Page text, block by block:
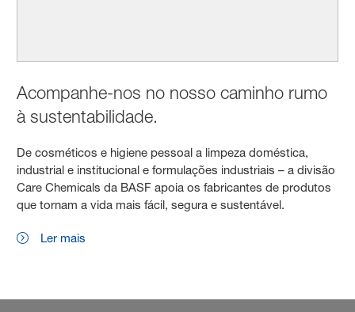
Acompanhe-nos no nosso caminho rumo
à sustentabilidade.
De cosméticos e higiene pessoal a limpeza doméstica,
industrial e institucional e formulações industriais – a divisão
Care Chemicals da BASF apoia os fabricantes de produtos
que tornam a vida mais fácil, segura e sustentável.
Ler mais